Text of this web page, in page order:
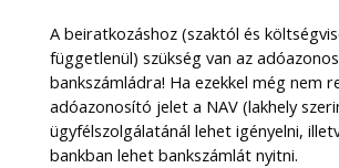
A beiratkozáshoz (szaktól és
függetlenül) szükség van az
bankszámládra! Ha ezekkel még nem
adóazonosító jelet a NAV (lakhely
ügyfélszolgálatánál lehet igényelni,
bankban lehet bankszámlát nyitni.